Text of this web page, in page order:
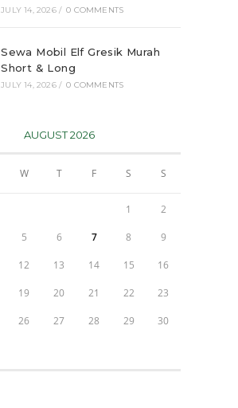
JULY 14, 2026 / 0 COMMENTS
Sewa Mobil Elf Gresik Murah
Short & Long
JULY 14, 2026 / 0 COMMENTS
AUGUST 2026
W T F S S
1 2
5 6 7 8 9
12 13 14 15 16
19 20 21 22 23
26 27 28 29 30